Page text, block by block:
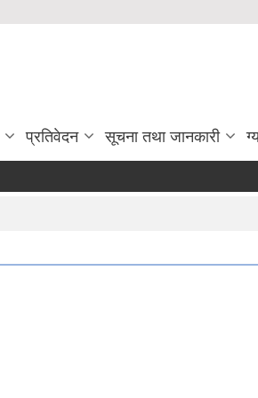
प्रतिवेदन सूचना तथा जानकारी